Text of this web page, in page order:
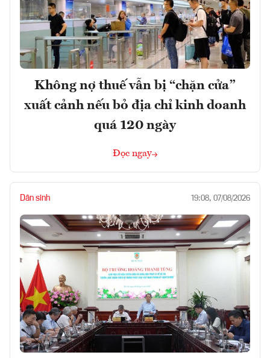
Không nợ thuế vẫn bị “chặn cửa”
xuất cảnh nếu bỏ địa chỉ kinh doanh
quá 120 ngày
Đọc ngay
Dân sinh 19:08, 07/08/2026